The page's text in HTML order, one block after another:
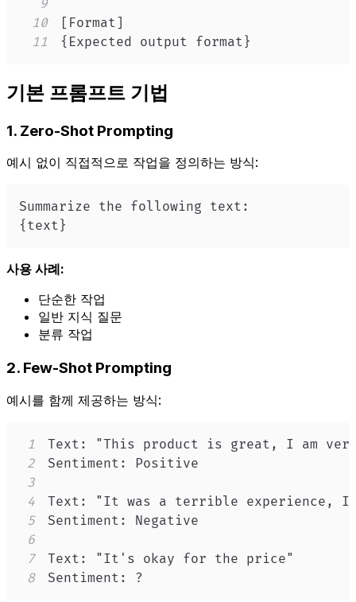
9
10
11
{Expected output format}
기본 프롬프트 기법
1. Zero-Shot Prompting
예시 없이 직접적으로 작업을 정의하는 방식:
{text}
사용 사례:
단순한 작업
일반 지식 질문
분류 작업
2. Few-Shot Prompting
예시를 함께 제공하는 방식:
1
2
3
4
5
6
7
8
Sentiment: ?